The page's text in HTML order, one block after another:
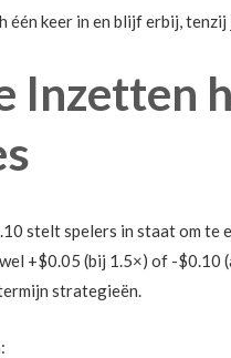
keer in en blijf erbij,
Inzetten
stelt spelers in staat om
+$0.05 (bij 1.5×) of -$0.10
strategieën.